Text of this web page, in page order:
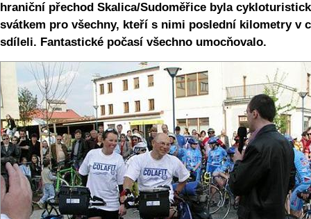
hraniční přechod Skalica/Sudoměřice byla
svátkem pro všechny, kteří s nimi poslední kilometry v
sdíleli. Fantastické počasí všechno umocňovalo.